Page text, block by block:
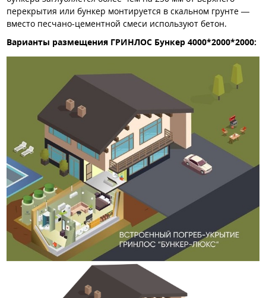
перекрытия или бункер монтируется в скальном грунте —
вместо песчано-цементной смеси используют бетон.
Варианты размещения ГРИНЛОС Бункер 4000*2000*2000: